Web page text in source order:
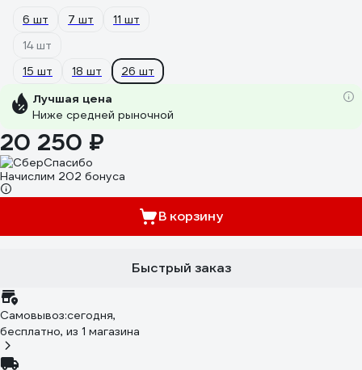
6 шт
7 шт
11 шт
14 шт
15 шт
18 шт
26 шт
Лучшая цена
Ниже средней рыночной
20 250 ₽
Начислим 202 бонуса
В корзину
Быстрый заказ
Самовывоз:сегодня,
бесплатно, из 1 магазина